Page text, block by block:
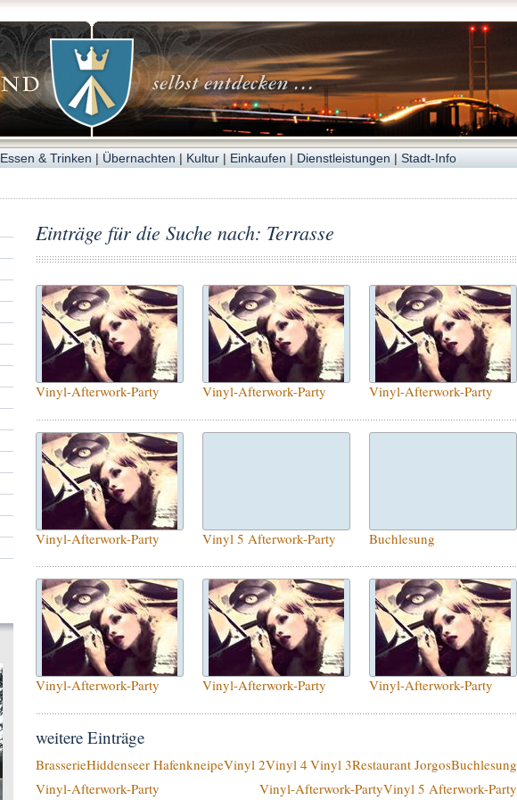
Essen & Trinken | Übernachten | Kultur| Einkaufen | Dienstleistungen | Stadt-Info
Einträge für die Suche nach: Terrasse
Vinyl-Afterwork-Party Vinyl-Afterwork-Party Vinyl-Afterwork-Party
Vinyl-Afterwork-Party Vinyl 5 Afterwork-Party Buchlesung
Vinyl-Afterwork-Party Vinyl-Afterwork-Party Vinyl-Afterwork-Party
weitere Einträge
Brasserie Buchlesung
Hiddenseer Hafenkneipe Restaurant Jorgos
Vinyl 2 Vinyl 3
Vinyl 4
Vinyl 5 Afterwork-Party
Vinyl-Afterwork-Party Vinyl-Afterwork-Party